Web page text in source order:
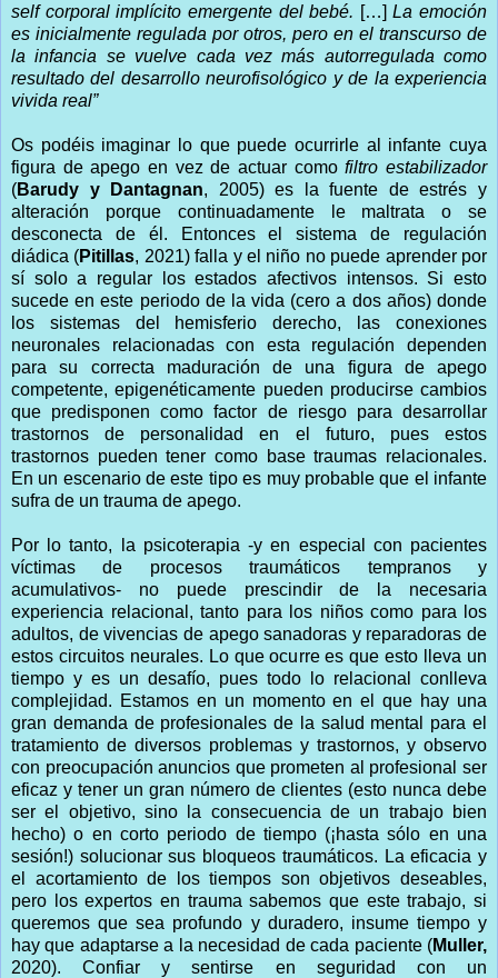
self corporal implícito emergente del bebé. […]La emoción
es inicialmente regulada por otros, pero en el transcurso de
la infancia se vuelve cada vez más autorregulada como
resultado del desarrollo neurofisológico y de la experiencia
vivida real”
Os podéis imaginar lo que puede ocurrirle al infante cuya
figura de apego en vez de actuar comofiltro estabilizador
(Barudy y Dantagnan, 2005) es la fuente de estrés y
alteración porque continuadamente le maltrata o se
desconecta de él. Entonces el sistema de regulación
diádica (Pitillas, 2021) falla y el niño no puede aprender por
sí solo a regular los estados afectivos intensos. Si esto
sucede en este periodo de la vida (cero a dos años) donde
los sistemas del hemisferio derecho, las conexiones
neuronales relacionadas con esta regulación dependen
para su correcta maduración de una figura de apego
competente, epigenéticamente pueden producirse cambios
que predisponen como factor de riesgo para desarrollar
trastornos de personalidad en el futuro, pues estos
trastornos pueden tener como base traumas relacionales.
En un escenario de este tipo es muy probable que el infante
sufra de un trauma de apego.
Por lo tanto, la psicoterapia -y en especial con pacientes
víctimas de procesos traumáticos tempranos y
acumulativos- no puede prescindir de la necesaria
experiencia relacional, tanto para los niños como para los
adultos, de vivencias de apego sanadoras y reparadoras de
estos circuitos neurales. Lo que ocurre es que esto lleva un
tiempo y es un desafío, pues todo lo relacional conlleva
complejidad. Estamos en un momento en el que hay una
gran demanda de profesionales de la salud mental para el
tratamiento de diversos problemas y trastornos, y observo
con preocupación anuncios que prometen al profesional ser
eficaz y tener un gran número de clientes (esto nunca debe
ser el objetivo, sino la consecuencia de un trabajo bien
hecho) o en corto periodo de tiempo (¡hasta sólo en una
sesión!) solucionar sus bloqueos traumáticos. La eficacia y
el acortamiento de los tiempos son objetivos deseables,
pero los expertos en trauma sabemos que este trabajo, si
queremos que sea profundo y duradero, insume tiempo y
hay que adaptarse a la necesidad de cada paciente (Muller,
2020). Confiar y sentirse en seguridad con un